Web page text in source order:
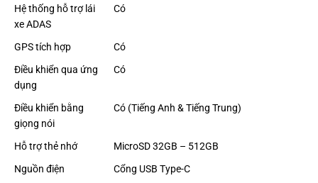
Hệ thống hỗ trợ lái
xe ADAS
Có
GPS tích hợp
Có
Điều khiển qua ứng
dụng
Có
Điều khiển bằng
giọng nói
Có (Tiếng Anh & Tiếng Trung)
Hỗ trợ thẻ nhớ
MicroSD 32GB – 512GB
Nguồn điện
Cổng USB Type-C